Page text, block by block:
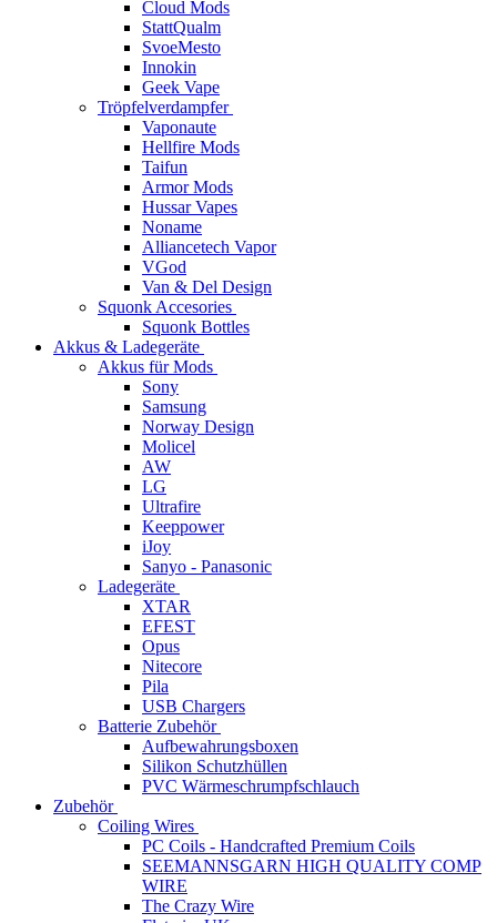
Cloud Mods
StattQualm
SvoeMesto
Innokin
Geek Vape
Tröpfelverdampfer
Vaponaute
Hellfire Mods
Taifun
Armor Mods
Hussar Vapes
Noname
Alliancetech Vapor
VGod
Van & Del Design
Squonk Accesories
Squonk Bottles
Akkus & Ladegeräte
Akkus für Mods
Sony
Samsung
Norway Design
Molicel
AW
LG
Ultrafire
Keeppower
iJoy
Sanyo - Panasonic
Ladegeräte
XTAR
EFEST
Opus
Nitecore
Pila
USB Chargers
Batterie Zubehör
Aufbewahrungsboxen
Silikon Schutzhüllen
PVC Wärmeschrumpfschlauch
Zubehör
Coiling Wires
PC Coils - Handcrafted Premium Coils
SEEMANNSGARN HIGH QUALITY COMP
WIRE
The Crazy Wire